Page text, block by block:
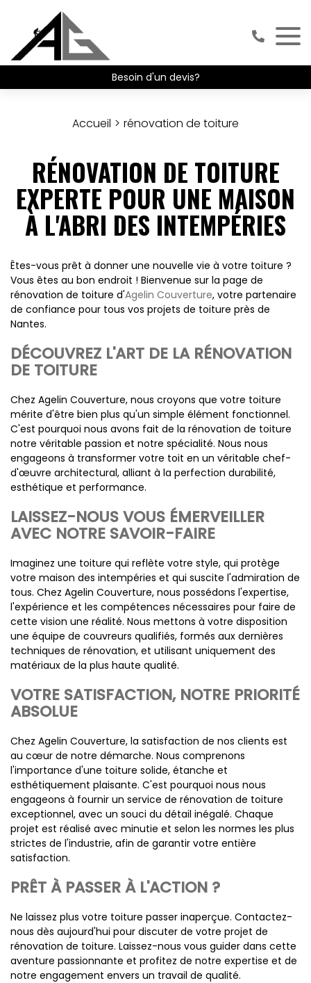
Besoin d'un devis?
Accueil rénovation de toiture
RÉNOVATION DE TOITURE
EXPERTE POUR UNE MAISON
À L'ABRI DES INTEMPÉRIES
Êtes-vous prêt à donner une nouvelle vie à votre toiture ?
Vous êtes au bon endroit ! Bienvenue sur la page de
rénovation de toiture d'Agelin Couverture, votre partenaire
de confiance pour tous vos projets de toiture près de
Nantes.
DÉCOUVREZ L'ART DE LA RÉNOVATION
DE TOITURE
Chez Agelin Couverture, nous croyons que votre toiture
mérite d'être bien plus qu'un simple élément fonctionnel.
C'est pourquoi nous avons fait de la rénovation de toiture
notre véritable passion et notre spécialité. Nous nous
engageons à transformer votre toit en un véritable chef-
d'œuvre architectural, alliant à la perfection durabilité,
esthétique et performance.
LAISSEZ-NOUS VOUS ÉMERVEILLER
AVEC NOTRE SAVOIR-FAIRE
Imaginez une toiture qui reflète votre style, qui protège
votre maison des intempéries et qui suscite l'admiration de
tous. Chez Agelin Couverture, nous possédons l'expertise,
l'expérience et les compétences nécessaires pour faire de
cette vision une réalité. Nous mettons à votre disposition
une équipe de couvreurs qualifiés, formés aux dernières
techniques de rénovation, et utilisant uniquement des
matériaux de la plus haute qualité.
VOTRE SATISFACTION, NOTRE PRIORITÉ
ABSOLUE
Chez Agelin Couverture, la satisfaction de nos clients est
au cœur de notre démarche. Nous comprenons
l'importance d'une toiture solide, étanche et
esthétiquement plaisante. C'est pourquoi nous nous
engageons à fournir un service de rénovation de toiture
exceptionnel, avec un souci du détail inégalé. Chaque
projet est réalisé avec minutie et selon les normes les plus
strictes de l'industrie, afin de garantir votre entière
satisfaction.
PRÊT À PASSER À L'ACTION ?
Ne laissez plus votre toiture passer inaperçue. Contactez-
nous dès aujourd'hui pour discuter de votre projet de
rénovation de toiture. Laissez-nous vous guider dans cette
aventure passionnante et profitez de notre expertise et de
notre engagement envers un travail de qualité.